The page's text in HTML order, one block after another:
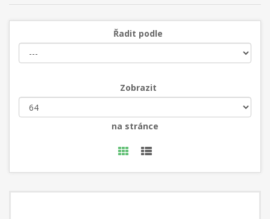
Řadit podle
Zobrazit
na stránce